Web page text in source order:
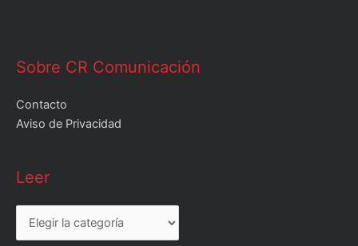
Sobre CR Comunicación
Contacto
Aviso de Privacidad
Leer
Leer